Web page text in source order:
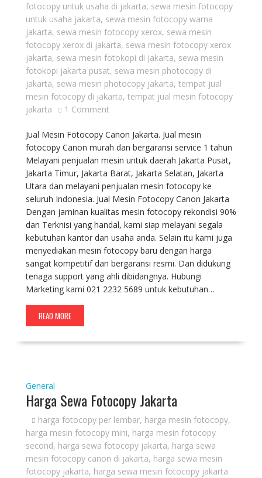
fotocopy untuk usaha di jakarta, sewa mesin fotocopy
untuk usaha jakarta, sewa mesin fotocopy warna
jakarta, sewa mesin fotocopy xerox, sewa mesin
fotocopy xerox di jakarta, sewa mesin fotocopy xerox
jakarta, sewa mesin fotokopi di jakarta, sewa mesin
fotokopi jakarta pusat, sewa mesin photocopy di
jakarta, sewa mesin photocopy jakarta, tempat jual
mesin fotocopy di jakarta, tempat jual mesin fotocopy
jakarta
1 Comment
Jual Mesin Fotocopy Canon Jakarta. Jual mesin
fotocopy Canon murah dan bergaransi service 1 tahun
Melayani penjualan mesin untuk daerah Jakarta Pusat,
Jakarta Timur, Jakarta Barat, Jakarta Selatan, Jakarta
Utara dan melayani penjualan mesin fotocopy ke
seluruh Indonesia. Jual Mesin Fotocopy Canon Jakarta
Dengan jaminan kualitas mesin fotocopy rekondisi 90%
dan Terknisi yang handal, kami siap melayani segala
kebutuhan kantor dan usaha anda. Selain itu kami juga
menyediakan mesin fotocopy baru dengan harga
sangat kompetitif dan bergaransi resmi. Dan didukung
tenaga support yang ahli dibidangnya. Hubungi
Marketing kami 021 2232 5689 untuk kebutuhan…
READ MORE
General
Harga Sewa Fotocopy Jakarta
harga fotocopy per lembar, harga mesin fotocopy,
harga mesin fotocopy mini, harga mesin fotocopy
second, harga sewa fotocopy jakarta, harga sewa
mesin fotocopy canon di jakarta, harga sewa mesin
fotocopy jakarta, harga sewa mesin fotocopy jakarta